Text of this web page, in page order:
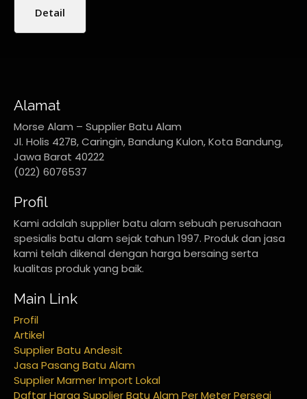
Detail
Alamat
Morse Alam – Supplier Batu Alam
Jl. Holis 427B, Caringin, Bandung Kulon, Kota Bandung,
Jawa Barat 40222
(022) 6076537
Profil
Kami adalah supplier batu alam sebuah perusahaan
spesialis batu alam sejak tahun 1997. Produk dan jasa
kami telah dikenal dengan harga bersaing serta
kualitas produk yang baik.
Main Link
Profil
Artikel
Supplier Batu Andesit
Jasa Pasang Batu Alam
Supplier Marmer Import Lokal
Daftar Harga Supplier Batu Alam Per Meter Persegi